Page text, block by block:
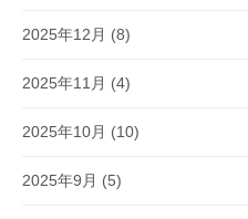
2025年12月 (8)
2025年11月 (4)
2025年10月 (10)
2025年9月 (5)